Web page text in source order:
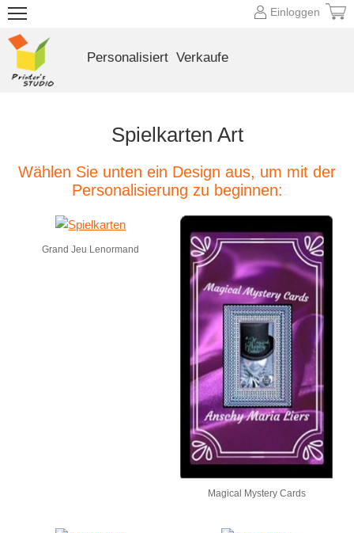
Spielkarten Art
Wählen Sie unten ein Design aus, um mit der
Personalisierung zu beginnen:
Grand Jeu Lenormand
Magical Mystery Cards
Einloggen
Personalisiert Verkaufe